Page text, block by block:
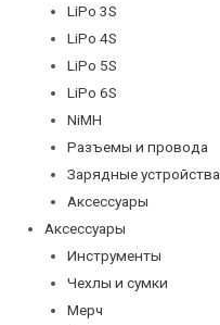
LiPo 3S
LiPo 4S
LiPo 5S
LiPo 6S
NiMH
Разъемы и провода
Зарядные устройства
Аксессуары
Аксессуары
Инструменты
Чехлы и сумки
Мерч